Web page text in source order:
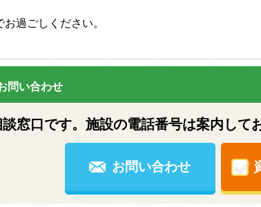
過ごしください。
問い合わせ
口です。施設の電話番号は案内してお
お問い合わせ